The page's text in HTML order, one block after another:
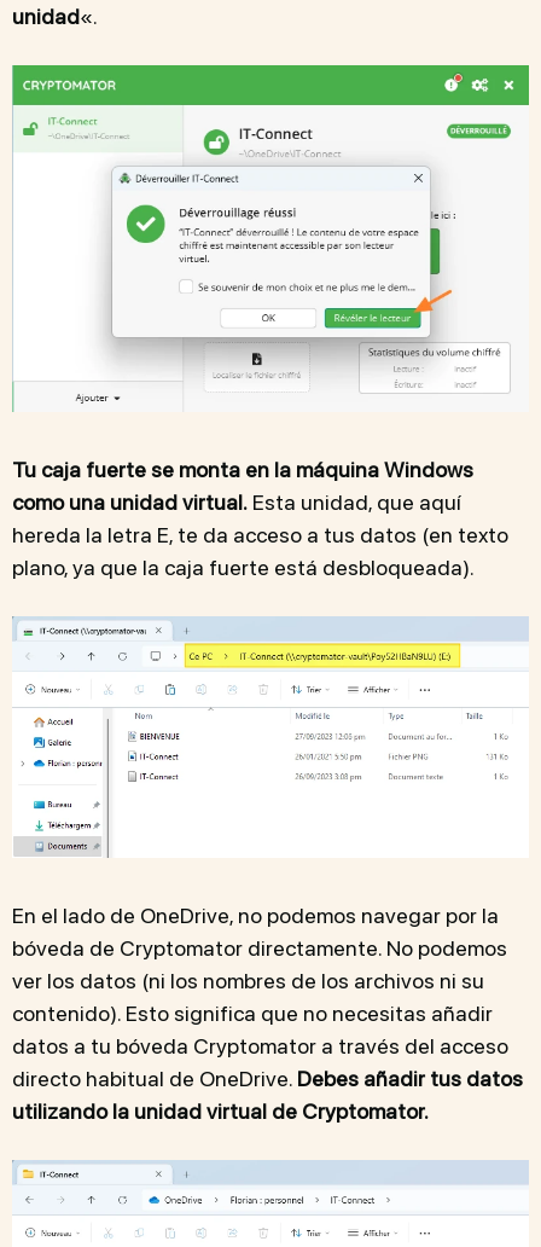
unidad«.
Tu caja fuerte se monta en la máquina Windows
como una unidad virtual. Esta unidad, que aquí
hereda la letra E, te da acceso a tus datos (en texto
plano, ya que la caja fuerte está desbloqueada).
En el lado de OneDrive, no podemos navegar por la
bóveda de Cryptomator directamente. No podemos
ver los datos (ni los nombres de los archivos ni su
contenido). Esto significa que no necesitas añadir
datos a tu bóveda Cryptomator a través del acceso
directo habitual de OneDrive. Debes añadir tus datos
utilizando la unidad virtual de Cryptomator.